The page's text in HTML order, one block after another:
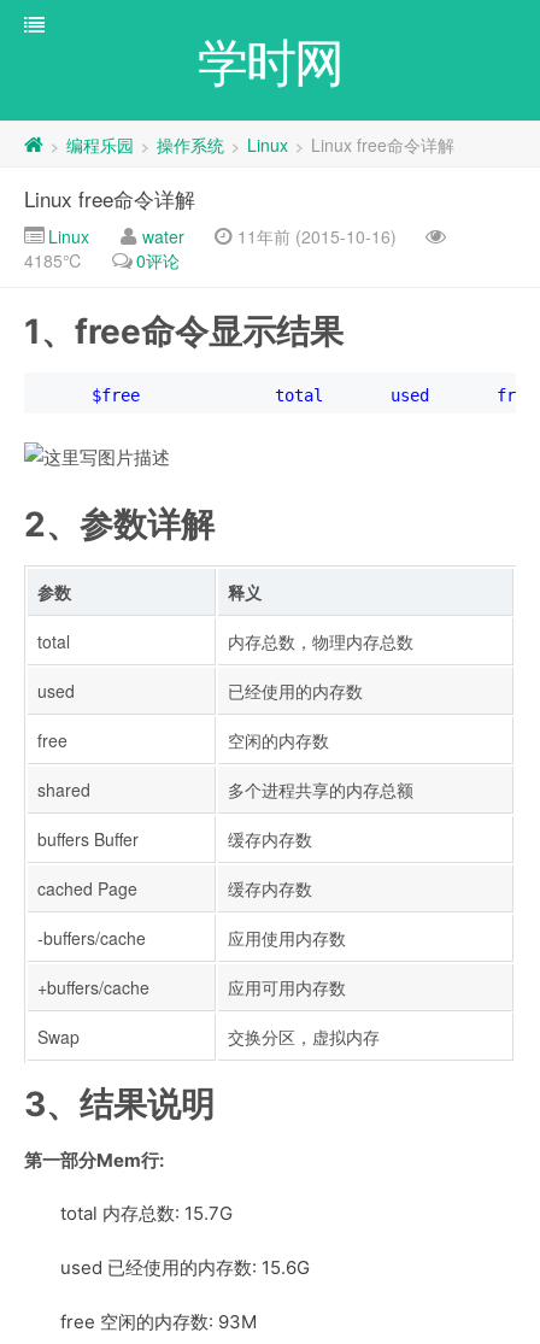
学时网
> 编程乐园 > 操作系统 > Linux > Linux free命令详解
Linux free命令详解
Linux water
11年前 (2015-10-16)
4185℃
0评论
1、free命令显示结果
$free total used free
2、参数详解
参数 释义
total 内存总数，物理内存总数
used 已经使用的内存数
free 空闲的内存数
shared 多个进程共享的内存总额
buffers Buffer 缓存内存数
cached Page 缓存内存数
-buffers/cache 应用使用内存数
+buffers/cache 应用可用内存数
Swap 交换分区，虚拟内存
3、结果说明
第一部分Mem行:
total 内存总数: 15.7G
used 已经使用的内存数: 15.6G
free 空闲的内存数: 93M